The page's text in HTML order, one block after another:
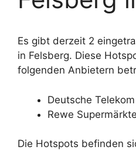
Es gibt derzeit 2
in Felsberg. Diese
folgenden Anbietern
Deutsche
Rewe
Die Hotspots befinden